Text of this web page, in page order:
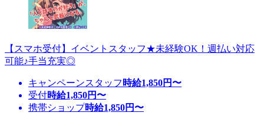
【スマホ受付】イベントスタッフ★未経験OK！週払い対応
可能♪手当充実◎
キャンペーンスタッフ 時給1,850円〜
受付時給1,850円〜
携帯ショップ時給1,850円〜